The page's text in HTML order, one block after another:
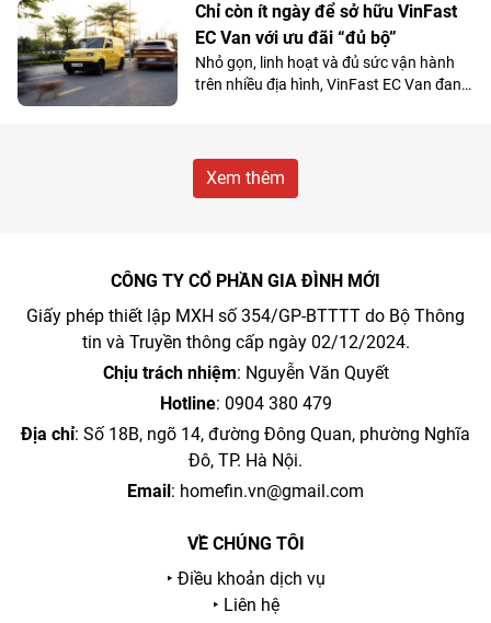
chạy giữa rừng - biển, xem pháo hoa,
thưởng thức ẩm thực, lái thử xe VinFast
và khám phá diện mạo siêu đô thị ESG++
đầu tiên của Việt Nam - Vinhomes Green
Chỉ còn ít ngày để sở hữu VinFast
EC Van với ưu đãi “đủ bộ”
Nhỏ gọn, linh hoạt và đủ sức vận hành
trên nhiều địa hình, VinFast EC Van đang
Xem thêm
CÔNG TY CỔ PHẦN GIA ĐÌNH MỚI
Giấy phép thiết lập MXH số 354/GP-BTTTT do Bộ Thông
tin và Truyền thông cấp ngày 02/12/2024.
Chịu trách nhiệm: Nguyễn Văn Quyết
Hotline: 0904 380 479
Địa chỉ: Số 18B, ngõ 14, đường Đông Quan, phường Nghĩa
Đô, TP. Hà Nội.
Email: homefin.vn@gmail.com
VỀ CHÚNG TÔI
‣ Điều khoản dịch vụ
‣ Liên hệ